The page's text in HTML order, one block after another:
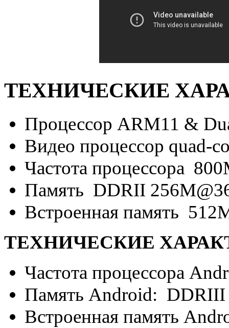
ТЕХНИЧЕСКИЕ
Процессор ARM11 &
Видео процессор quad-
Частота процессора
Память DDRII
Встроенная память
ТЕХНИЧЕСКИЕ
Частота процессора
Память Android: DDRIII
Встроенная память